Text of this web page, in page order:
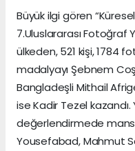
Büyük ilgi gören
7.Uluslararası Fotoğraf
ülkeden, 521 kişi, 1784
madalyayı Şebnem
Bangladeşli Mithail
ise Kadir Tezel kazandı.
değerlendirmede
Yousefabad, Mahmut